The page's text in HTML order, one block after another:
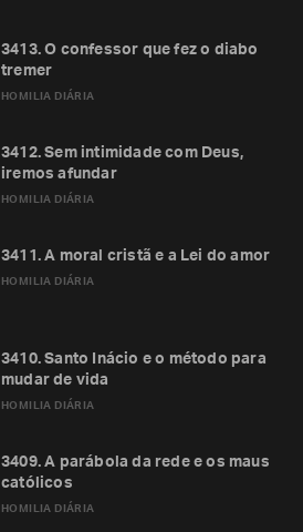
HOMILIA DIÁRIA
3413. O confessor que fez o diabo
tremer
HOMILIA DIÁRIA
3412. Sem intimidade com Deus,
iremos afundar
HOMILIA DIÁRIA
3411. A moral cristã e a Lei do amor
HOMILIA DIÁRIA
3410. Santo Inácio e o método para
mudar de vida
HOMILIA DIÁRIA
3409. A parábola da rede e os maus
católicos